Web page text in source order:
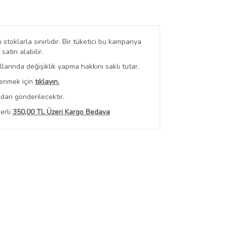
stoklarla sınırlıdır. Bir tüketici bu kampanya
alabilir.
değişiklik yapma hakkını saklı tutar.
için tıklayın.
gönderilecektir.
350,00 TL Üzeri Kargo Bedava